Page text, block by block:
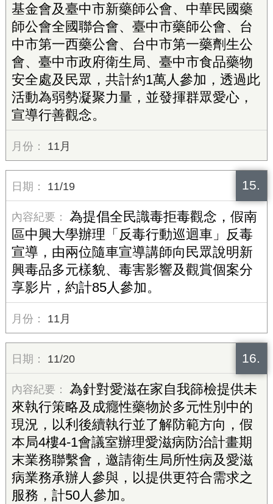
基金會及臺中市新藥師公會、中華民國藥
師公會全國聯合會、臺中市藥師公會、台
中市第一西藥公會、台中市第一藥劑生公
會、臺中市政府衛生局、臺中市食品藥物
安全處及民眾，共計約1萬人參加，透過此
活動為弱勢凝聚力量，並發揮群眾愛心，
宣導行善觀念。
11月
15.
11/19
為提倡全民識毒拒毒觀念，假南
區中興大學辦理「反毒行動巡迴車」反毒
宣導，由兩位隨車宣導講師向民眾說明新
興毒品多元樣貌、毒害影響及觀賞個案分
享影片，約計85人參加。
11月
16.
11/20
為針對愛滋在家自我篩檢提供未
來執行策略及成癮性藥物於多元性別中的
現況，以利後續執行並了解防範方向，假
本局4樓4-1會議室辦理愛滋病防治計畫期
末業務聯繫會，邀請衛生局所性病及愛滋
病業務承辦人參與，以提供更符合需求之
服務，計50人參加。